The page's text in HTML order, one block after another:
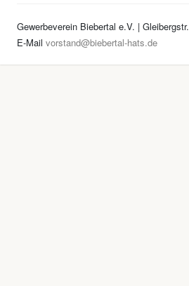
Gewerbeverein Biebertal e.V. |
E-Mail vorstand@biebertal-hats.de